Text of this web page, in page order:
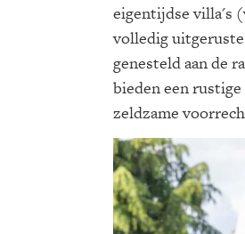
eigentijdse villa's
volledig
genesteld aan de
bieden een
zeldzame